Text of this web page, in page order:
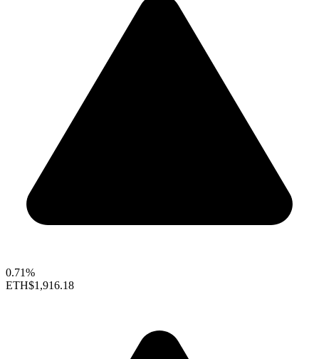
0.71%
ETH$1,916.18